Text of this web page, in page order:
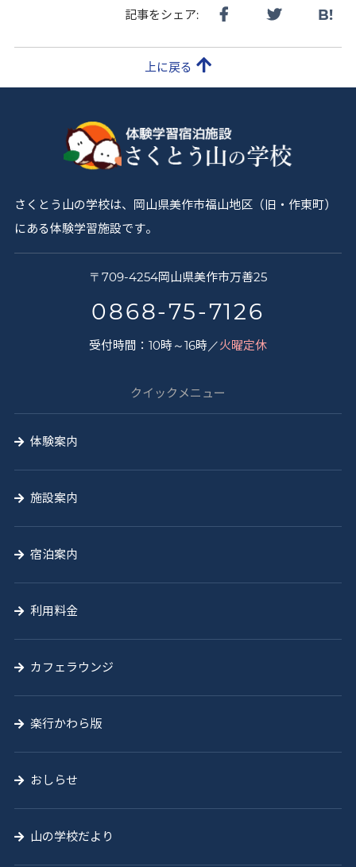
記事をシェア: B!
上に戻る
さくとう山の学校は、岡山県美作市福山地区（旧・作東町）
にある体験学習施設です。
校
〒 709-4254岡山県美作市万善25
0868-75-7126
受付時間：10時～16時／火曜定休
クイックメニュー
体験案内
施設案内
宿泊案内
利用料金
カフェラウンジ
楽行かわら版
おしらせ
山の学校だより